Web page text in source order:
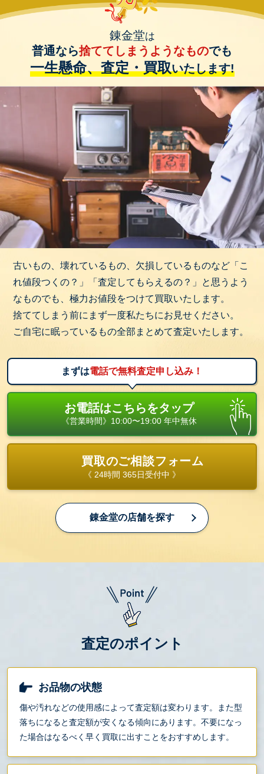
錬金堂は
普通なら捨ててしまうようなものでも
一生懸命、査定・買取いたします!
古いもの、壊れているもの、欠損しているものなど「こ
れ値段つくの？」「査定してもらえるの？」と思うよう
なものでも、極力お値段をつけて買取いたします。
捨ててしまう前にまず一度私たちにお見せください。
ご自宅に眠っているもの全部まとめて査定いたします。
まずは電話で無料査定申し込み！
お電話はこちらをタップ
《営業時間》10:00〜19:00 年中無休
買取のご相談フォーム
《 24時間 365日受付中 》
錬金堂の店舗を探す
査定のポイント
お品物の状態
傷や汚れなどの使用感によって査定額は変わります。また型
落ちになると査定額が安くなる傾向にあります。不要になっ
た場合はなるべく早く買取に出すことをおすすめします。